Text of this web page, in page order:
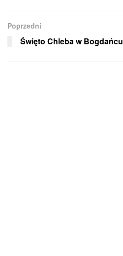
Poprzedni
Święto Chleba w Bogdańcu